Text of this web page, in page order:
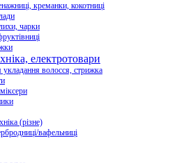
креманки, кокотниці
чарки
електротовари
волосся, стрижка
(різне)
вафельниці